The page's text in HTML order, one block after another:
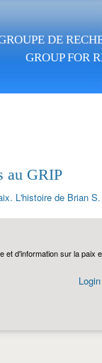
DE
GROUP FOR
au GRIP
L'histoire de Brian
d'information sur la paix
Login